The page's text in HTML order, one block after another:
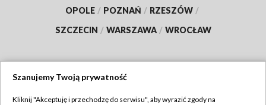
OPOLE / POZNAŃ / RZESZÓW /
SZCZECIN / WARSZAWA / WROCŁAW
Szanujemy Twoją prywatność
Kliknij "Akceptuję i przechodzę do serwisu", aby wyrazić zgody na